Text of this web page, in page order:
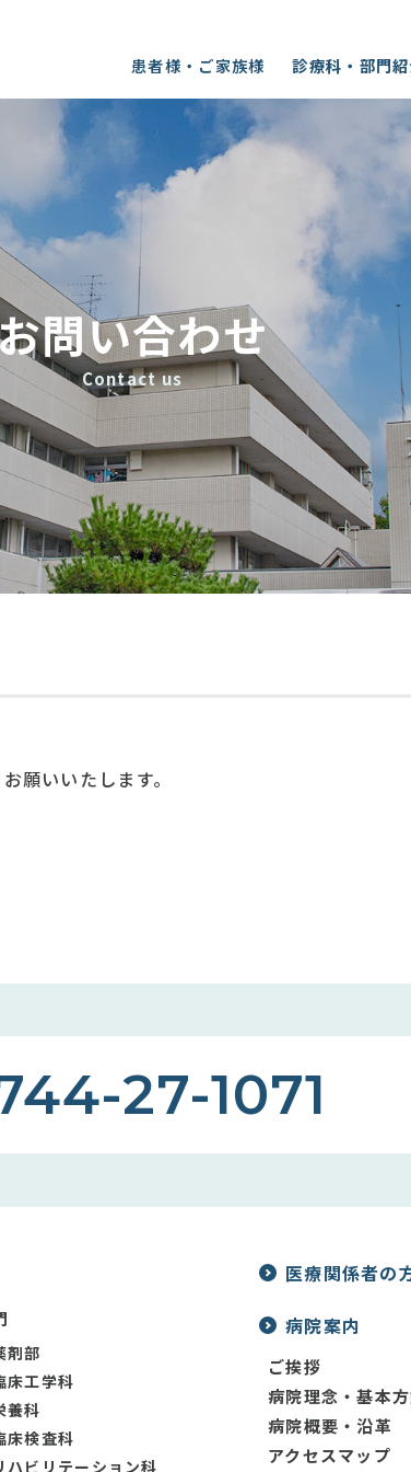
患者様・ご家族様
休診・代診のお知らせ
訪問看護ステーション ひのか
NCD事業への参加について
診療科・部門
外科 整形外科
耳鼻咽喉科 皮膚科
臨床工学科 栄養科
医事課
病院理念・基本方針
フロア案内
れて問い合わせ
Contact us
願いいたします。
27-1071
剤部
床工学科
養科
床検査科
ハビリテーション科
医療関係者の
病院案内
ご挨拶
病院理念・基本
病院概要・沿革
アクセスマップ